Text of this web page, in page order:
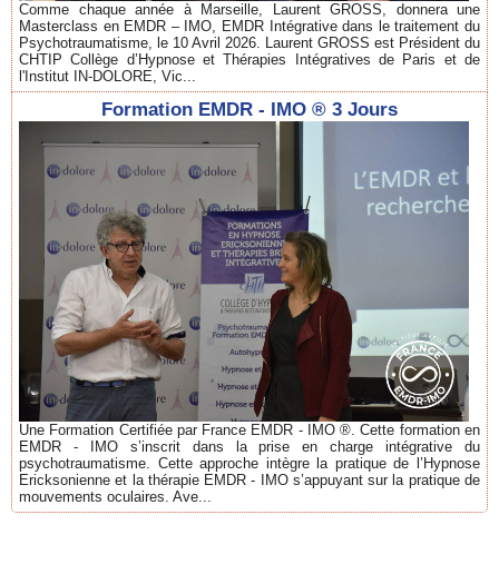
Comme chaque année à Marseille, Laurent GROSS, donnera une
Masterclass en EMDR – IMO, EMDR Intégrative dans le traitement du
Psychotraumatisme, le 10 Avril 2026. Laurent GROSS est Président du
CHTIP Collège d’Hypnose et Thérapies Intégratives de Paris et de
l'Institut IN-DOLORE, Vic...
Formation EMDR - IMO ® 3 Jours
Une Formation Certifiée par France EMDR - IMO ®. Cette formation en
EMDR - IMO s’inscrit dans la prise en charge intégrative du
psychotraumatisme. Cette approche intègre la pratique de l’Hypnose
Ericksonienne et la thérapie EMDR - IMO s’appuyant sur la pratique de
mouvements oculaires. Ave...